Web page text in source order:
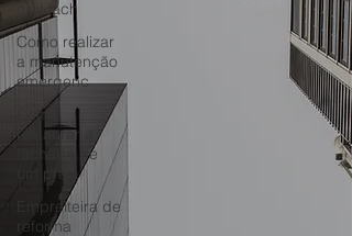
civil fach
Como realizar
a manutenção
emergenc
Como
restaurar a
fachada de
um préd
Empreiteira de
reforma